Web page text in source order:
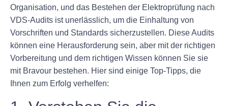
Organisation, und das Bestehen der Elektroprüfung nach
VDS-Audits ist unerlässlich, um die Einhaltung von
Vorschriften und Standards sicherzustellen. Diese Audits
können eine Herausforderung sein, aber mit der richtigen
Vorbereitung und dem richtigen Wissen können Sie sie
mit Bravour bestehen. Hier sind einige Top-Tipps, die
Ihnen zum Erfolg verhelfen: